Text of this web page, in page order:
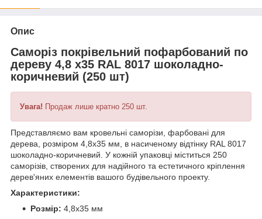
Опис
Саморіз покрівельний пофарбований по
дереву 4,8 х35 RAL 8017 шоколадно-
коричневий (250 шт)
Увага! Продаж лише кратно 250 шт.
Представляємо вам кровельні саморізи, фарбовані для
дерева, розміром 4,8x35 мм, в насиченому відтінку RAL 8017
шоколадно-коричневий. У кожній упаковці міститься 250
саморізів, створених для надійного та естетичного кріплення
дерев'яних елементів вашого будівельного проекту.
Характеристики:
Розмір: 4,8x35 мм